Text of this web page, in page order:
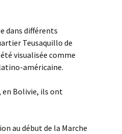
dans différents
Teusaquillo de
visualisée comme
américaine.
en Bolivie, ils ont
au début de la Marche